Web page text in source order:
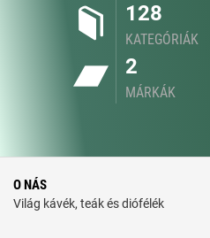
128
KATEGÓRIÁK
2
MÁRKÁK
O NÁS
Világ kávék, teák és diófélék